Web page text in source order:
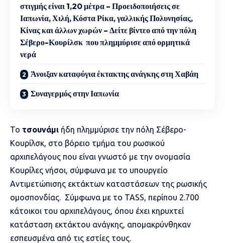
στιγμής είναι 1,20 μέτρα – Προειδοποιήσεις σε
Ιαπωνία, Χιλή, Κόστα Ρίκα, γαλλικής Πολυνησίας,
Κίνας και άλλων χωρών – Δείτε βίντεο από την πόλη
Σέβερο-Κουρίλσκ που πλημμύρισε από ορμητικά
νερά
Άνοιξαν καταφύγια έκτακτης ανάγκης στη Χαβάη
Συναγερμός στην Ιαπωνία
Το τσουνάμι ήδη πλημμύρισε την πόλη Σέβερο-
Κουρίλσκ, στο βόρειο τμήμα του ρωσικού
αρχιπελάγους που είναι γνωστό με την ονομασία
Κουρίλες νήσοι, σύμφωνα με το υπουργείο
Αντιμετώπισης εκτάκτων καταστάσεων της ρωσικής
ομοσπονδίας. Σύμφωνα με το TASS, περίπου 2.700
κάτοικοι του αρχιπελάγους, όπου έχει κηρυχτεί
κατάσταση εκτάκτου ανάγκης, απομακρύνθηκαν
εσπευσμένα από τις εστίες τους.